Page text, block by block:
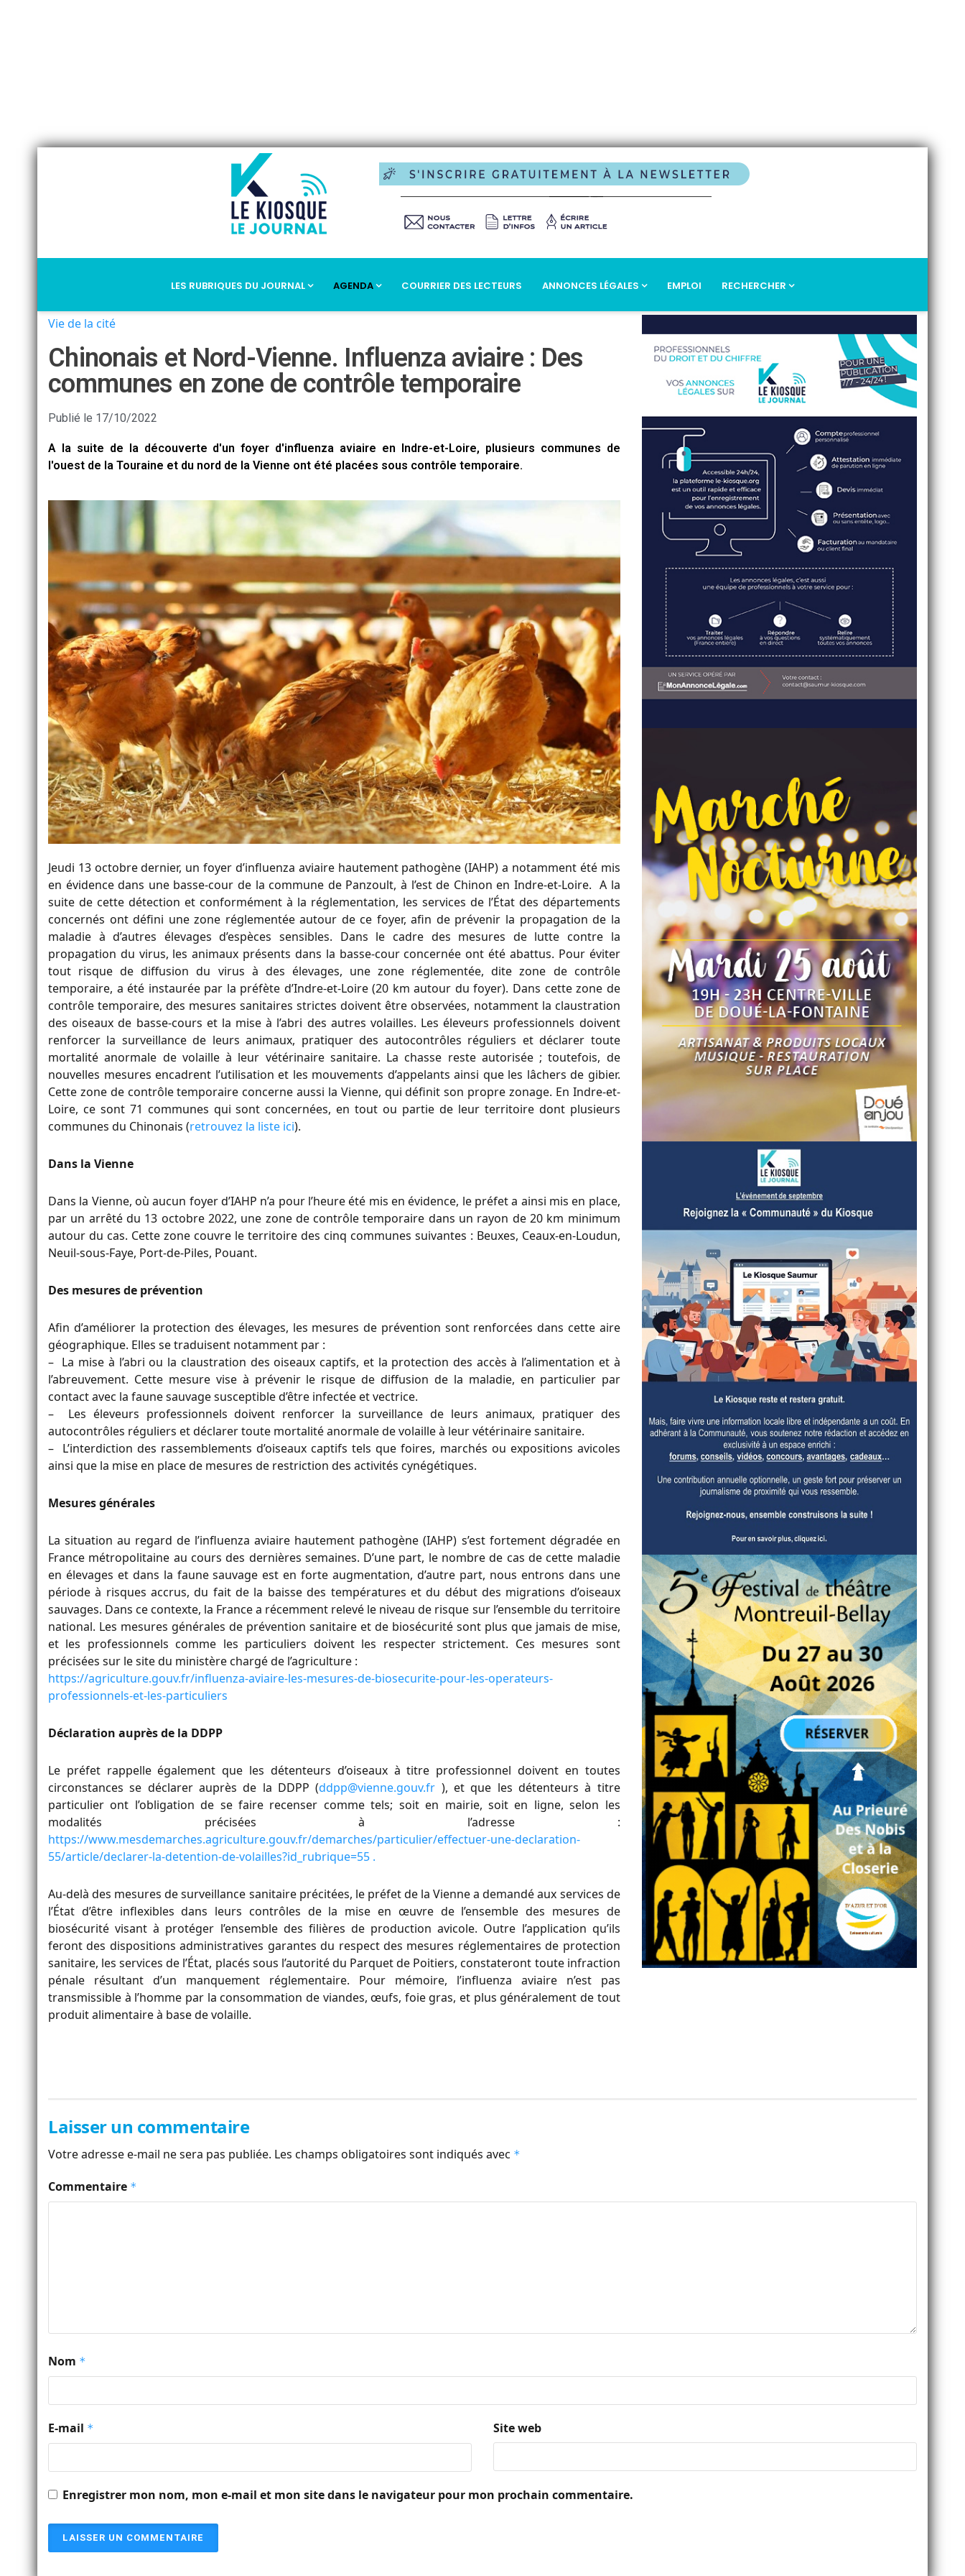
LES RUBRIQUES DU JOURNAL AGENDA COURRIER DES LECTEURS ANNONCES LÉGALES EMPLOI RECHERCHER
Vie de la cité
Chinonais et Nord-Vienne. Influenza aviaire : Des
communes en zone de contrôle temporaire
Publié le 17/10/2022
A la suite de la découverte d'un foyer d'influenza aviaire en Indre-et-Loire, plusieurs communes de
l'ouest de la Touraine et du nord de la Vienne ont été placées sous contrôle temporaire.
Jeudi 13 octobre dernier, un foyer d’influenza aviaire hautement pathogène (IAHP) a notamment été mis
en évidence dans une basse-cour de la commune de Panzoult, à l’est de Chinon en Indre-et-Loire. A la
suite de cette détection et conformément à la réglementation, les services de l’État des départements
concernés ont défini une zone réglementée autour de ce foyer, afin de prévenir la propagation de la
maladie à d’autres élevages d’espèces sensibles. Dans le cadre des mesures de lutte contre la
propagation du virus, les animaux présents dans la basse-cour concernée ont été abattus. Pour éviter
tout risque de diffusion du virus à des élevages, une zone réglementée, dite zone de contrôle
temporaire, a été instaurée par la préfète d’Indre-et-Loire (20 km autour du foyer). Dans cette zone de
contrôle temporaire, des mesures sanitaires strictes doivent être observées, notamment la claustration
des oiseaux de basse-cours et la mise à l’abri des autres volailles. Les éleveurs professionnels doivent
renforcer la surveillance de leurs animaux, pratiquer des autocontrôles réguliers et déclarer toute
mortalité anormale de volaille à leur vétérinaire sanitaire. La chasse reste autorisée ; toutefois, de
nouvelles mesures encadrent l’utilisation et les mouvements d’appelants ainsi que les lâchers de gibier.
Cette zone de contrôle temporaire concerne aussi la Vienne, qui définit son propre zonage. En Indre-et-
Loire, ce sont 71 communes qui sont concernées, en tout ou partie de leur territoire dont plusieurs
communes du Chinonais (retrouvez la liste ici).
Dans la Vienne
Dans la Vienne, où aucun foyer d’IAHP n’a pour l’heure été mis en évidence, le préfet a ainsi mis en place,
par un arrêté du 13 octobre 2022, une zone de contrôle temporaire dans un rayon de 20 km minimum
autour du cas. Cette zone couvre le territoire des cinq communes suivantes : Beuxes, Ceaux-en-Loudun,
Neuil-sous-Faye, Port-de-Piles, Pouant.
Des mesures de prévention
Afin d’améliorer la protection des élevages, les mesures de prévention sont renforcées dans cette aire
géographique. Elles se traduisent notamment par :
– La mise à l’abri ou la claustration des oiseaux captifs, et la protection des accès à l’alimentation et à
l’abreuvement. Cette mesure vise à prévenir le risque de diffusion de la maladie, en particulier par
contact avec la faune sauvage susceptible d’être infectée et vectrice.
– Les éleveurs professionnels doivent renforcer la surveillance de leurs animaux, pratiquer des
autocontrôles réguliers et déclarer toute mortalité anormale de volaille à leur vétérinaire sanitaire.
– L’interdiction des rassemblements d’oiseaux captifs tels que foires, marchés ou expositions avicoles
ainsi que la mise en place de mesures de restriction des activités cynégétiques.
Mesures générales
La situation au regard de l’influenza aviaire hautement pathogène (IAHP) s’est fortement dégradée en
France métropolitaine au cours des dernières semaines. D’une part, le nombre de cas de cette maladie
en élevages et dans la faune sauvage est en forte augmentation, d’autre part, nous entrons dans une
période à risques accrus, du fait de la baisse des températures et du début des migrations d’oiseaux
sauvages. Dans ce contexte, la France a récemment relevé le niveau de risque sur l’ensemble du territoire
national. Les mesures générales de prévention sanitaire et de biosécurité sont plus que jamais de mise,
et les professionnels comme les particuliers doivent les respecter strictement. Ces mesures sont
précisées sur le site du ministère chargé de l’agriculture :
https://agriculture.gouv.fr/influenza-aviaire-les-mesures-de-biosecurite-pour-les-operateurs-
professionnels-et-les-particuliers
Déclaration auprès de la DDPP
Le préfet rappelle également que les détenteurs d’oiseaux à titre professionnel doivent en toutes
circonstances se déclarer auprès de la DDPP (ddpp@vienne.gouv.fr ), et que les détenteurs à titre
particulier ont l’obligation de se faire recenser comme tels; soit en mairie, soit en ligne, selon les
modalités précisées à l’adresse :
https://www.mesdemarches.agriculture.gouv.fr/demarches/particulier/effectuer-une-declaration-
55/article/declarer-la-detention-de-volailles?id_rubrique=55 .
Au-delà des mesures de surveillance sanitaire précitées, le préfet de la Vienne a demandé aux services de
l’État d’être inflexibles dans leurs contrôles de la mise en œuvre de l’ensemble des mesures de
biosécurité visant à protéger l’ensemble des filières de production avicole. Outre l’application qu’ils
feront des dispositions administratives garantes du respect des mesures réglementaires de protection
sanitaire, les services de l’État, placés sous l’autorité du Parquet de Poitiers, constateront toute infraction
pénale résultant d’un manquement réglementaire. Pour mémoire, l’influenza aviaire n’est pas
transmissible à l’homme par la consommation de viandes, œufs, foie gras, et plus généralement de tout
produit alimentaire à base de volaille.
Laisser un commentaire
Votre adresse e-mail ne sera pas publiée. Les champs obligatoires sont indiqués avec *
Commentaire *
Nom *
E-mail * Site web
Enregistrer mon nom, mon e-mail et mon site dans le navigateur pour mon prochain commentaire.